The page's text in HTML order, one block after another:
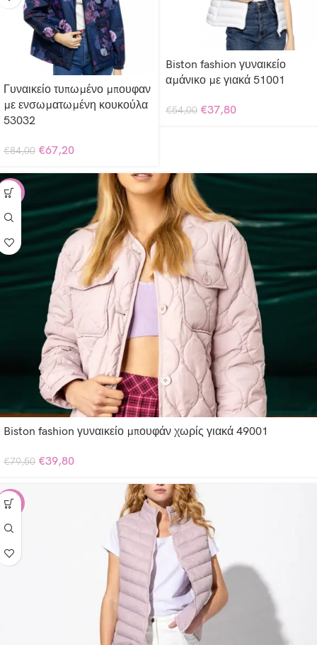
Biston fashion γυναικείο
αμάνικο με γιακά 51001
€54,00 €37,80
Γυναικείο τυπωμένο μπουφαν
με ενσωματωμένη κουκούλα
53032
€84,00 €67,20
-50%
Biston fashion γυναικείο μπουφάν χωρίς γιακά 49001
€79,50 €39,80
-30%